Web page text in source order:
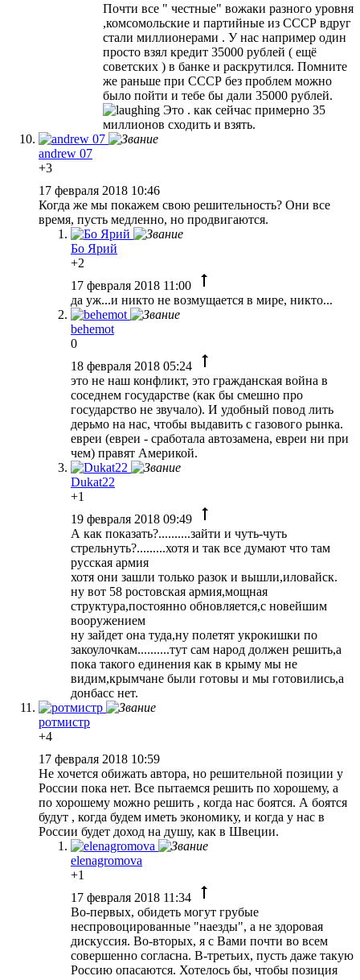
Почти все " честные" вожаки разного уровня
,комсомольские и партийные из СССР вдруг
стали миллионерами . У нас например один
просто взял кредит 35000 рублей ( ещё
советских ) в банке и раскрутился. Помните
же раньше при СССР без проблем можно
было пойти и тебе бы дали 35000 рублей.
Это . как сейчас примерно 35
миллионов сходить и взять.
andrew 07
+3
17 февраля 2018 10:46
Когда же мы покажем свою решительность? Они все
время, пусть медленно, но продвигаются.
Бо Ярий
+2
17 февраля 2018 11:00
да уж...и никто не возмущается в мире, никто...
behemot
0
18 февраля 2018 05:24
это не наш конфликт, это гражданская война в
соседнем государстве (как бы смешно про
государство не звучало). И удобный повод лить
дерьмо на нас, чтобы выдавить с газового рынка.
евреи (евреи - сработала автозамена, евреи ни при
чем) правят Америкой.
Dukat22
+1
19 февраля 2018 09:49
А как показать?..........зайти и чуть-чуть
стрельнуть?.........хотя и так все думают что там
русская армия
хотя они зашли только разок и вышли,иловайск.
ну вот 58 ростовская армия,мощная
структура,постоянно обновляется,с новейшим
вооружением
ну зайдет она туда,ну полетят укрокишки по
закоулочкам..........тут сам народ должен решить,а
пока такого единения как в крыму мы не
видим,крымчане были готовы и мы готовились,а
донбасс нет.
ротмистр
+4
17 февраля 2018 10:59
Не хочется обижать автора, но решительной позиции у
России пока нет. Все пытаемся решить по хорошему, а
по хорошему можно решить , когда нас боятся. А боятся
будут , когда будем иметь экономику, и когда у нас в
России будет доход на душу, как в Швеции.
elenagromova
+1
17 февраля 2018 11:34
Во-первых, обидеть могут грубые
неспровоцированные "наезды", а не здоровая
дискуссия. Во-вторых, я с Вами почти во всем
совершенно согласна. В-третьих, пусть даже такую
Россию опасаются. Хотелось бы, чтобы позиция